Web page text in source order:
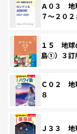
Ａ０３ 地
７～２０２
１５ 地
島①）３訂
Ｃ０２ 地
８
Ｊ３３ 地